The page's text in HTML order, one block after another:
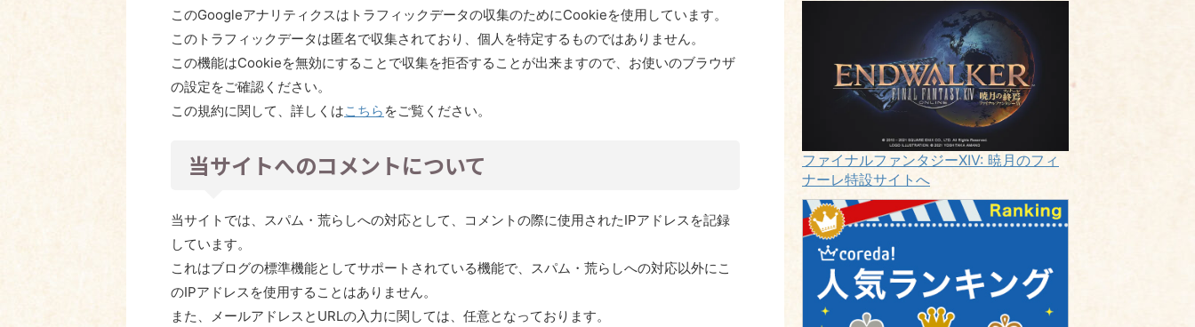
このGoogleアナリティクスはトラフィックデータの収集のためにCookieを使用しています。
このトラフィックデータは匿名で収集されており、個人を特定するものではありません。
この機能はCookieを無効にすることで収集を拒否することが出来ますので、お使いのブラウザ
の設定をご確認ください。
この規約に関して、詳しくはこちら をご覧ください。
当サイトへのコメントについて
当サイトでは、スパム・荒らしへの対応として、コメントの際に使用されたIPアドレスを記録
しています。
これはブログの標準機能としてサポートされている機能で、スパム・荒らしへの対応以外にこ
のIPアドレスを使用することはありません。
また、メールアドレスとURLの入力に関しては、任意となっております。
ファイナルファンタジーXIV: 暁月のフィ
ナーレ特設サイトへ